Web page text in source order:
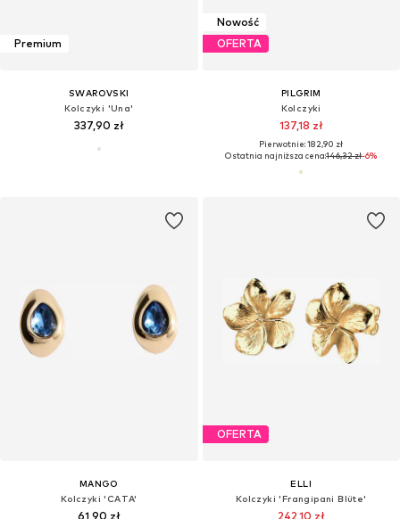
Premium
SWAROVSKI
Kolczyki 'Una'
337,90 zł
Nowość
OFERTA
PILGRIM
Kolczyki
137,18 zł
Pierwotnie: 182,90 zł
Ostatnia najniższa cena:146,32 zł-6%
MANGO
Kolczyki 'CATA'
61,90 zł
OFERTA
ELLI
Kolczyki 'Frangipani Blüte'
242,10 zł